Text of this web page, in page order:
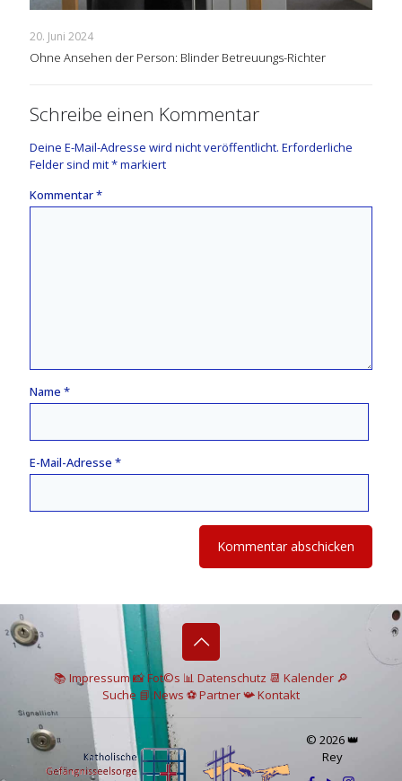
20. Juni 2024
Ohne Ansehen der Person: Blinder Betreuungs-Richter
Schreibe einen Kommentar
Deine E-Mail-Adresse wird nicht veröffentlicht. Erforderliche
Felder sind mit*markiert
Kommentar*
Name *
E-Mail-Adresse *
📚 Impressum📸Fot©s 📊 Datenschutz 📆 Kalender 🔎
Suche 📘 News ⚽Partner📯Kontakt
© 2026 👑
Rey